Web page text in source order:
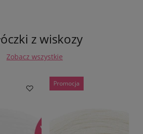
z wiskozy
Zobacz wszystkie
Promocja